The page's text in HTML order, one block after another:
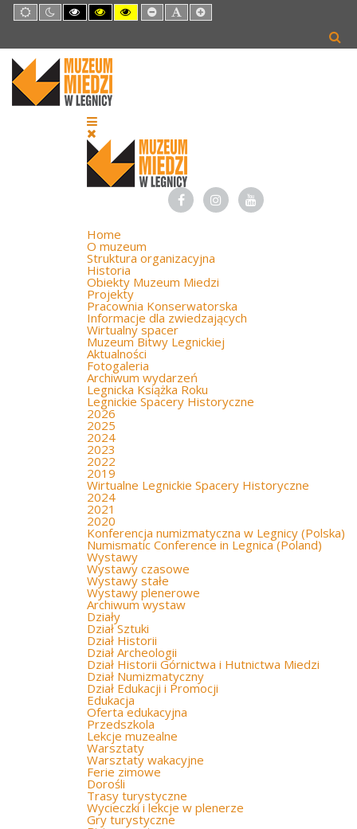
Default
mode
Night
mode
High
Contrast
mode
High
Contrast
mode
High
Contrast
mode
Set
Smaller
Set
Default
Set
Larger
Home
O muzeum
Struktura organizacyjna
Historia
Obiekty Muzeum Miedzi
Projekty
Pracownia Konserwatorska
Informacje dla zwiedzających
Wirtualny spacer
Muzeum Bitwy Legnickiej
Aktualności
Fotogaleria
Archiwum wydarzeń
Legnicka Książka Roku
Legnickie Spacery Historyczne
2026
2025
2024
2023
2022
2019
Wirtualne Legnickie Spacery Historyczne
2024
2021
2020
Konferencja numizmatyczna w Legnicy (Polska)
Numismatic Conference in Legnica (Poland)
Wystawy
Wystawy czasowe
Wystawy stałe
Wystawy plenerowe
Archiwum wystaw
Działy
Dział Sztuki
Dział Historii
Dział Archeologii
Dział Historii Górnictwa i Hutnictwa Miedzi
Dział Numizmatyczny
Dział Edukacji i Promocji
Edukacja
Oferta edukacyjna
Przedszkola
Lekcje muzealne
Warsztaty
Warsztaty wakacyjne
Ferie zimowe
Dorośli
Trasy turystyczne
Wycieczki i lekcje w plenerze
Gry turystyczne